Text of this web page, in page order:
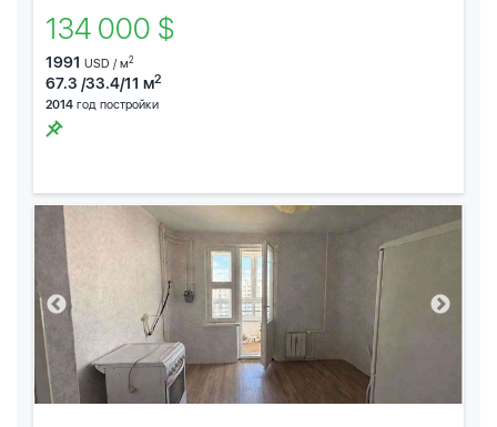
134 000 $
1991 USD / м2
67.3 /33.4/11 м2
2014 год постройки